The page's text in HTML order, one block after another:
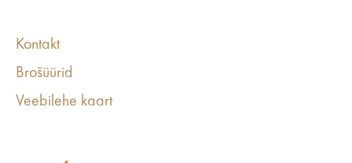
Kontakt
Brošüürid
Veebilehe kaart